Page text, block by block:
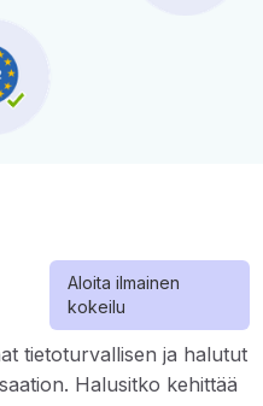
Aloita ilmainen
kokeilu
tietoturvallisen ja halutut
Halusitko kehittää